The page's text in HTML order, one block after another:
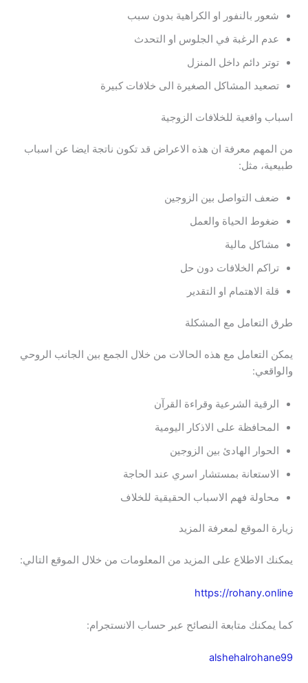
شعور بالنفور او الكراهية بدون سبب
عدم الرغبة في الجلوس او التحدث
توتر دائم داخل المنزل
تصعيد المشاكل الصغيرة الى خلافات كبيرة
اسباب واقعية للخلافات الزوجية
من المهم معرفة ان هذه الاعراض قد تكون ناتجة ايضا عن اسباب
طبيعية، مثل:
ضعف التواصل بين الزوجين
ضغوط الحياة والعمل
مشاكل مالية
تراكم الخلافات دون حل
قلة الاهتمام او التقدير
طرق التعامل مع المشكلة
يمكن التعامل مع هذه الحالات من خلال الجمع بين الجانب الروحي
والواقعي:
الرقية الشرعية وقراءة القرآن
المحافظة على الاذكار اليومية
الحوار الهادئ بين الزوجين
الاستعانة بمستشار اسري عند الحاجة
محاولة فهم الاسباب الحقيقية للخلاف
زيارة الموقع لمعرفة المزيد
يمكنك الاطلاع على المزيد من المعلومات من خلال الموقع التالي:
https://rohany.online
كما يمكنك متابعة النصائح عبر حساب الانستجرام:
alshehalrohane99